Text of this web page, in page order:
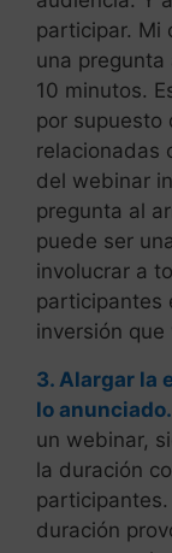
participar. Mi
una pregunta
10 minutos.
por supuesto
relacionadas
del webinar
pregunta al
puede ser
involucrar a
participantes
inversión que
3. Alargar la
lo anunciado.
un webinar,
la duración
duración